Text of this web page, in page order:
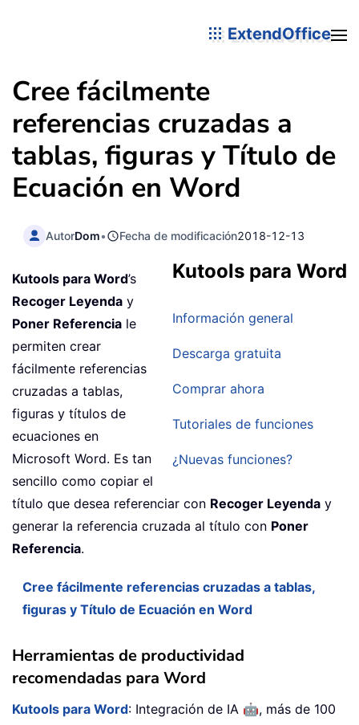
ExtendOffice
Cree fácilmente
referencias cruzadas a
tablas, figuras y Título de
Ecuación en Word
AutorDom• Fecha de modificación2018-12-13
Kutools para Word
Información general
Descarga gratuita
Comprar ahora
Tutoriales de funciones
¿Nuevas funciones?
Kutools para Word’s
Recoger Leyenda y
Poner Referencia le
permiten crear
fácilmente referencias
cruzadas a tablas,
figuras y títulos de
ecuaciones en
Microsoft Word. Es tan
sencillo como copiar el
título que desea referenciar con Recoger Leyenda y
generar la referencia cruzada al título con Poner
Referencia.
Cree fácilmente referencias cruzadas a tablas,
figuras y Título de Ecuación en Word
Herramientas de productividad
recomendadas para Word
Kutools para Word: Integración de IA 🤖, más de 100